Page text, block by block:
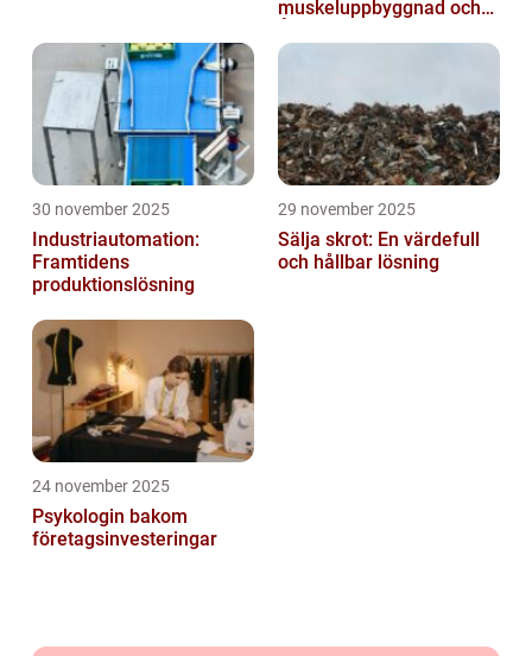
muskeluppbyggnad och
30 november 2025
Industriautomation:
Framtidens
produktionslösning
29 november 2025
Sälja skrot: En värdefull
och hållbar lösning
24 november 2025
Psykologin bakom
företagsinvesteringar